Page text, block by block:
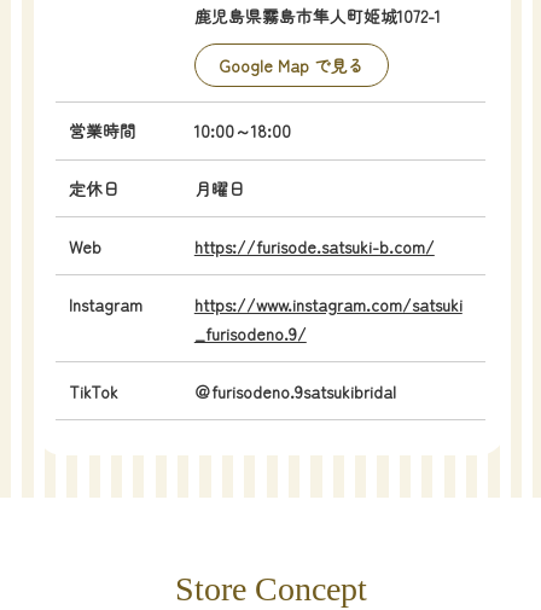
鹿児島県霧島市隼人町姫城1072-1
Google Map で見る
営業時間 10:00～18:00
定休日 月曜日
Web https://furisode.satsuki-b.com/
Instagram
https://www.instagram.com/satsuki
_furisodeno.9/
TikTok ＠furisodeno.9satsukibridal
Store Concept